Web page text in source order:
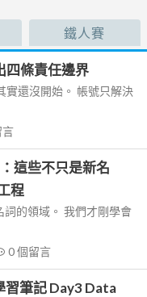
鐵人賽
四條責任邊界
實還沒開始。 帳號只解決
言
這些不只是新名
程
的領域。 我們才剛學會
0個留言
習筆記 Day3 Data